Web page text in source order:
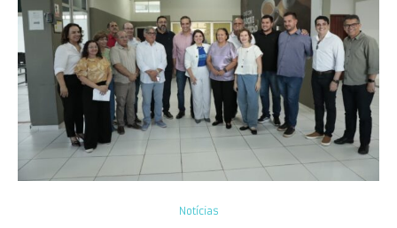
Notícias